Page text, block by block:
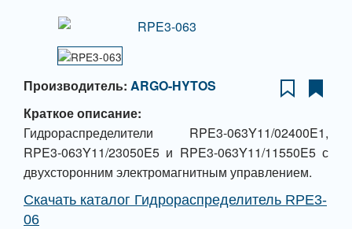
Производитель: ARGO-HYTOS
Краткое описание:
Гидрораспределители RPE3-063Y11/02400E1,
RPE3-063Y11/23050E5 и RPE3-063Y11/11550E5 с
двухсторонним электромагнитным управлением.
Скачать каталог Гидрораспределитель RPE3-
06